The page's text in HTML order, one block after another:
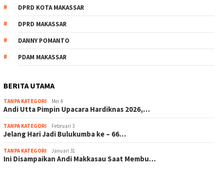
DPRD KOTA MAKASSAR
DPRD MAKASSAR
DANNY POMANTO
PDAM MAKASSAR
BERITA UTAMA
TANPA KATEGORI Mei 4
Andi Utta Pimpin Upacara Hardiknas 2026,…
TANPA KATEGORI Februari 3
Jelang Hari Jadi Bulukumba ke – 66…
TANPA KATEGORI Januari 31
Ini Disampaikan Andi Makkasau Saat Membu…